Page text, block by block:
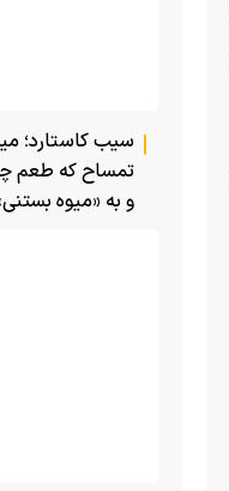
سیب کاستارد؛
تمساح که طعم
و به «میوه